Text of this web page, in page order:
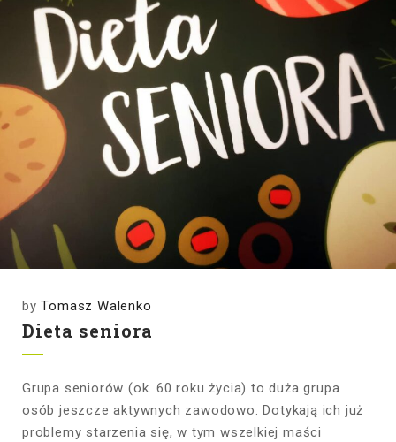
byTomasz Walenko
Dieta seniora
Grupa seniorów (ok. 60 roku życia) to duża grupa
osób jeszcze aktywnych zawodowo. Dotykają ich już
problemy starzenia się, w tym wszelkiej maści